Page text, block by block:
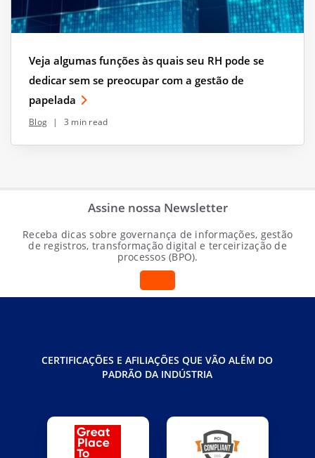
Veja algumas funções às quais seu RH pode se
dedicar sem se preocupar com a gestão de
papelada
Blog | 3 min read
Assine nossa Newsletter
Receba dicas sobre governança de informações, gestão
de registros, transformação digital e terceirização de
processos (BPO).
CERTIFICAÇÕES E AFILIAÇÕES QUE VÃO ALÉM DO
PADRÃO DA INDÚSTRIA